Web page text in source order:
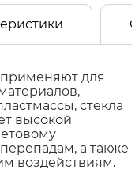
для
стекла
высокой
а также
воздействиям.